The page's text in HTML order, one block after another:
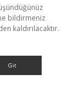
bildirmeniz
kaldırılacaktır.